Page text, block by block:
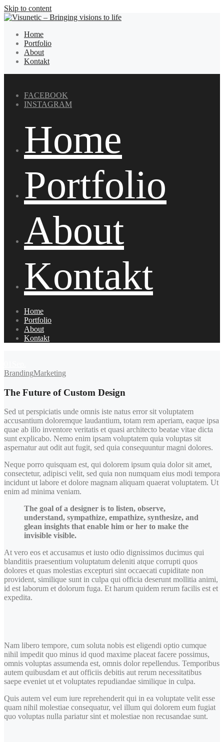
Skip to content
Home
Portfolio
About
Kontakt
FACEBOOK
INSTAGRAM
Home
Portfolio
About
Kontakt
Home
Portfolio
About
Kontakt
BrandingMarketing
The Future of Custom Design
Sed ut perspiciatis unde omnis iste natus error sit voluptatem
accusantium doloremque laudantium, totam rem aperiam, eaque ipsa
quae ab illo inventore veritatis et quasi architecto beatae vitae dicta
sunt explicabo. Nemo enim ipsam voluptatem quia voluptas sit
aspernatur aut odit aut fugit, sed quia consequuntur magni dolores.
Neque porro quisquam est, qui dolorem ipsum quia dolor sit amet,
consectetur, adipisci velit, sed quia non numquam eius modi tempora
incidunt ut labore et dolore magnam aliquam quaerat voluptatem. Ut
enim ad minima veniam.
The goal of a designer is to listen, observe,
understand, sympathize, empathize, synthesize, and
glean insights that enable him or her to make the
invisible visible.
At vero eos et accusamus et iusto odio dignissimos ducimus qui
blanditiis praesentium voluptatum deleniti atque corrupti quos
dolores et quas molestias excepturi sint occaecati cupiditate non
provident, similique sunt in culpa qui officia deserunt mollitia animi,
id est laborum et dolorum fuga. Et harum quidem rerum facilis est et
expedita.
Nam libero tempore, cum soluta nobis est eligendi optio cumque
nihil impedit quo minus id quod maxime placeat facere possimus,
omnis voluptas assumenda est, omnis dolor repellendus. Temporibus
autem quibusdam et aut officiis debitis aut rerum necessitatibus
saepe eveniet ut et voluptates repudiandae similique in culpa.
Quis autem vel eum iure reprehenderit qui in ea voluptate velit esse
quam nihil molestiae consequatur, vel illum qui dolorem eum fugiat
quo voluptas nulla pariatur sint et molestiae non recusandae sunt.